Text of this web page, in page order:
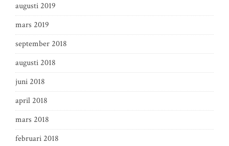
augusti 2019
mars 2019
september 2018
augusti 2018
juni 2018
april 2018
mars 2018
februari 2018